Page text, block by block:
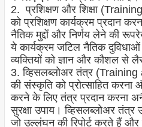
2. प्रशिक्षण और शिक्षा
को प्रशिक्षण कार्यक्रम प्रदान
नैतिक मुद्दों और निर्णय लेने की
ये कार्यक्रम जटिल नैतिक
व्यक्तियों को ज्ञान और कौशल से
3. व्हिसलब्लोअर तंत्र (Training
की संस्कृति को प्रोत्साहित करना
करने के लिए तंत्र प्रदान करना
सुरक्षा उपाय। व्हिसलब्लोअर तंत्र
जो उल्लंघन की रिपोर्ट करते हैं और